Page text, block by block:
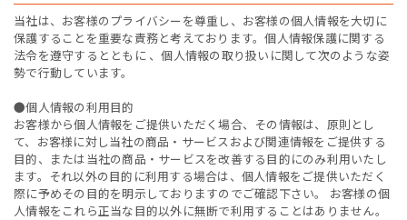
当社は、お客様のプライバシーを尊重し、お客様の個人情報を大切に
保護することを重要な責務と考えております。個人情報保護に関する
法令を遵守するとともに 、個人情報の取り扱いに関して次のような姿
勢で行動しています。
●個人情報の利用目的
お客様から個人情報をご提供いただく場合、その情報は、原則とし
て、お客様に対し当社の商品・サービスおよび関連情報をご提供する
目的、または当社の商品・サービスを改善する目的にのみ利用いたし
ます。それ以外の目的に利用する場合は、個人情報をご提供いただく
際に予めその目的を明示しておりますのでご確認下さい。 お客様の個
人情報をこれら正当な目的以外に無断で利用することはありません。